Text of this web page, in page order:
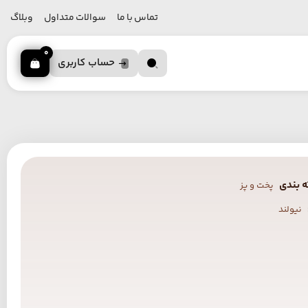
تماس با ما سوالات متداول وبلاگ
حساب کاربری
0
بندی پخت و پز
نیولند